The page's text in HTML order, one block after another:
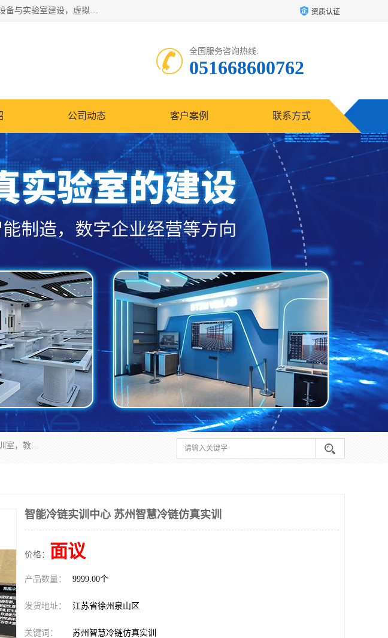
京创智业产品涵盖了多个领域，主要产品包括：工业4.0生产线解决方案，智慧物流综合实训室，教学设备与实验室建设，虚拟仿真实验室等。公司将秉持“创新、执着、诚信、共赢”的理念，以“将服务当作使命”为核心价值观，致力于为客户创造价值，与客户、合作伙伴和员工共同成长。 资质认证
全国服务咨询热线:
051668600762
公司动态 客户案例 联系方式
京创智业产品涵盖了多个领域，主要产品包括：工业4.0生产线解决方案，智慧物流综合实训室，教学设备与实验室建设，虚拟仿真实验室等。公司将秉持“创新、执着、诚信、共赢”的理念，以“将服务当作使命”为核心价值观，致力于为客户创造价值，与客户、合作伙伴和员工共同成长。
智能冷链实训中心 苏州智慧冷链仿真实训
价格： 面议
产品数量： 9999.00个
发货地址： 江苏省徐州泉山区
关键词： 苏州智慧冷链仿真实训